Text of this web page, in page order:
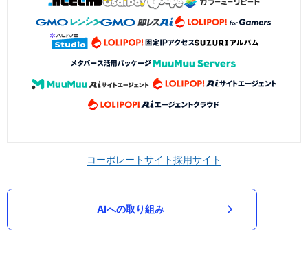
コーポレートサイト採用サイト
AIへの取り組み